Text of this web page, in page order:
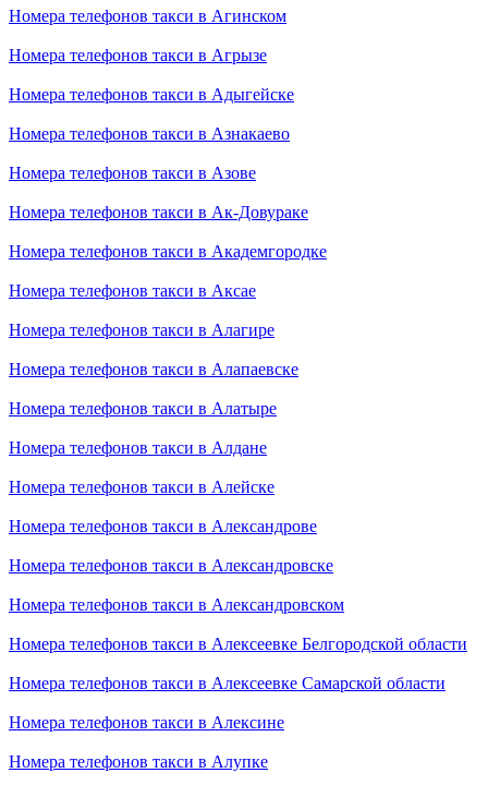
Номера телефонов такси в Агинском
Номера телефонов такси в Агрызе
Номера телефонов такси в Адыгейске
Номера телефонов такси в Азнакаево
Номера телефонов такси в Азове
Номера телефонов такси в Ак-Довураке
Номера телефонов такси в Академгородке
Номера телефонов такси в Аксае
Номера телефонов такси в Алагире
Номера телефонов такси в Алапаевске
Номера телефонов такси в Алатыре
Номера телефонов такси в Алдане
Номера телефонов такси в Алейске
Номера телефонов такси в Александрове
Номера телефонов такси в Александровске
Номера телефонов такси в Александровском
Номера телефонов такси в Алексеевке Белгородской области
Номера телефонов такси в Алексеевке Самарской области
Номера телефонов такси в Алексине
Номера телефонов такси в Алупке